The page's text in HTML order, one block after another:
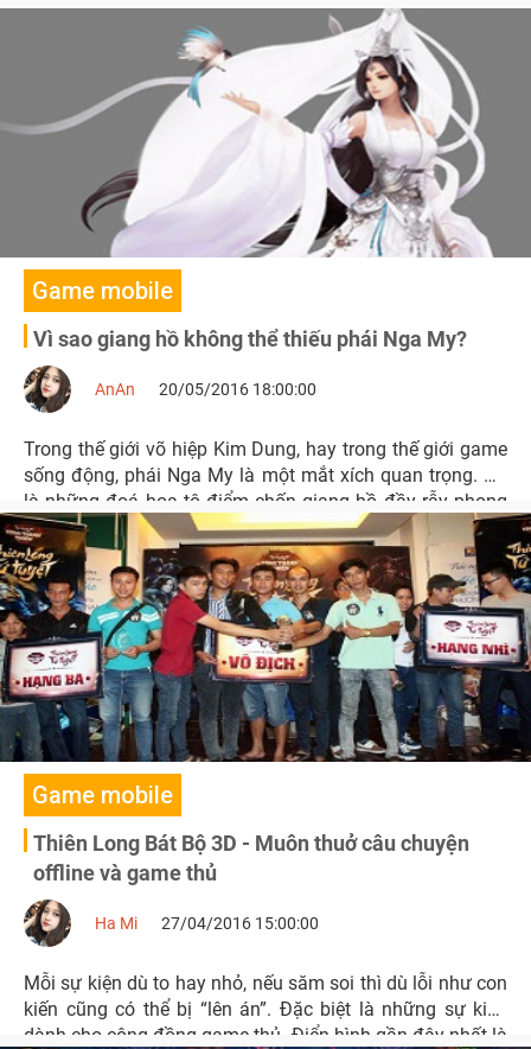
lý do chính khiến Nga My trở thành một đại môn phái là
bởi thực lực rất mạnh của họ.
Game mobile
Vì sao giang hồ không thể thiếu phái Nga My?
AnAn 20/05/2016 18:00:00
Trong thế giới võ hiệp Kim Dung, hay trong thế giới game
sống động, phái Nga My là một mắt xích quan trọng. Họ
là những đoá hoa tô điểm chốn giang hồ đầy rẫy phong
ba.
Game mobile
Thiên Long Bát Bộ 3D - Muôn thuở câu chuyện
offline và game thủ
Ha Mi 27/04/2016 15:00:00
Mỗi sự kiện dù to hay nhỏ, nếu săm soi thì dù lỗi như con
kiến cũng có thể bị “lên án”. Đặc biệt là những sự kiện
dành cho cộng đồng game thủ. Điển hình gần đây nhất là